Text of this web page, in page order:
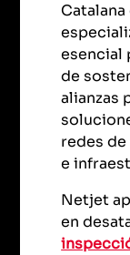
esencial
de
alianzas
redes
e
Netjet
en